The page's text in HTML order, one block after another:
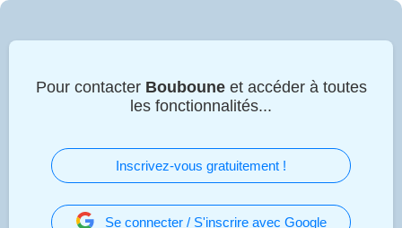
Pour contacter Boubouneet accéder à toutes
les fonctionnalités...
Inscrivez-vous gratuitement !
Se connecter / S'inscrire avec Google